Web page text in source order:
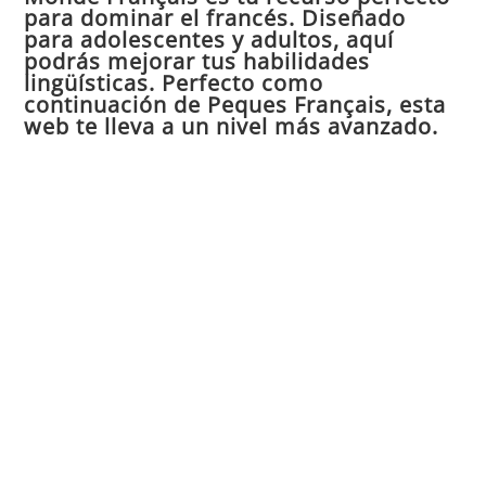
para dominar el francés. Diseñado
para adolescentes y adultos, aquí
podrás mejorar tus habilidades
lingüísticas. Perfecto como
continuación de Peques Français, esta
web te lleva a un nivel más avanzado.